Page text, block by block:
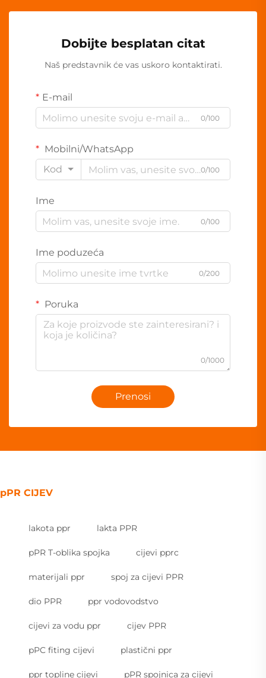
Dobijte besplatan citat
Naš predstavnik će vas uskoro kontaktirati.
E-mail
0/100
Mobilni/WhatsApp
Kod
0/100
Ime
0/100
Ime poduzeća
0/200
Poruka
0/1000
Prenosi
pPR CIJEV
lakota ppr lakta PPR
pPR T-oblika spojka cijevi pprc
materijali ppr spoj za cijevi PPR
dio PPR ppr vodovodstvo
cijevi za vodu ppr cijev PPR
pPC fiting cijevi plastični ppr
ppr topline cijevi pPR spojnica za cijevi